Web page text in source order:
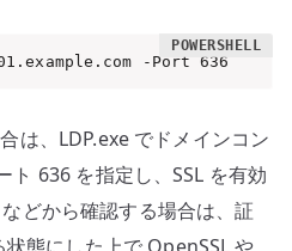
-Port 636
は、LDP.exe でドメインコン
ト 636 を指定し、SSL を有効
どから確認する場合は、証